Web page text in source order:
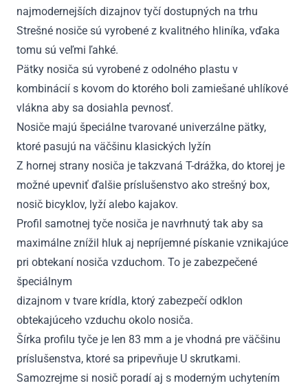
najmodernejších dizajnov tyčí dostupných na trhu
Strešné nosiče sú vyrobené z kvalitného hliníka, vďaka
tomu sú veľmi ľahké.
Pätky nosiča sú vyrobené z odolného plastu v
kombinácií s kovom do ktorého boli zamiešané uhlíkové
vlákna aby sa dosiahla pevnosť.
Nosiče majú špeciálne tvarované univerzálne pätky,
ktoré pasujú na väčšinu klasických lyžín
Z hornej strany nosiča je takzvaná T-drážka, do ktorej je
možné upevniť ďalšie príslušenstvo ako strešný box,
nosič bicyklov, lyží alebo kajakov.
Profil samotnej tyče nosiča je navrhnutý tak aby sa
maximálne znížil hluk aj nepríjemné pískanie vznikajúce
pri obtekaní nosiča vzduchom. To je zabezpečené
špeciálnym
dizajnom v tvare krídla, ktorý zabezpečí odklon
obtekajúceho vzduchu okolo nosiča.
Šírka profilu tyče je len 83 mm a je vhodná pre väčšinu
príslušenstva, ktoré sa pripevňuje U skrutkami.
Samozrejme si nosič poradí aj s moderným uchytením